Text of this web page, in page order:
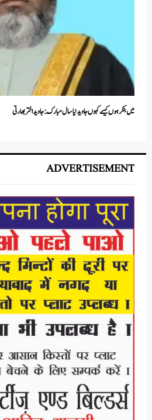
میں بنکر ہوں کیسے کہوں جاوید نیا سال مبارک : جاوید اختر بھارتی
ADVERTISEMENT